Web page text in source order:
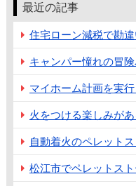
最近の記事
住宅ローン減税で勘違
キャンパー憧れの冒険
マイホーム計画を実行
火をつける楽しみが
自動着火のペレットス
松江市でペレットスト